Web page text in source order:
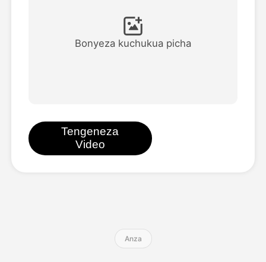
Bonyeza kuchukua picha
Tengeneza
Video
Anza